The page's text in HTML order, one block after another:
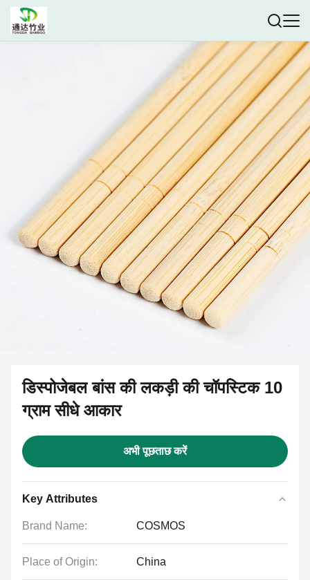
डिस्पोजेबल बांस की लकड़ी की चॉपस्टिक 10
ग्राम सीधे आकार
अभी पूछताछ करें
Key Attributes
Brand Name: COSMOS
Place of Origin: China